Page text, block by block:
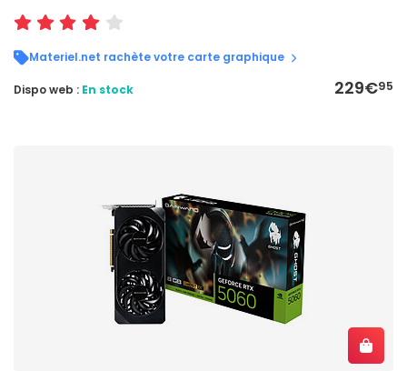
Materiel.net rachète votre carte graphique
229€95
Dispo web : En stock